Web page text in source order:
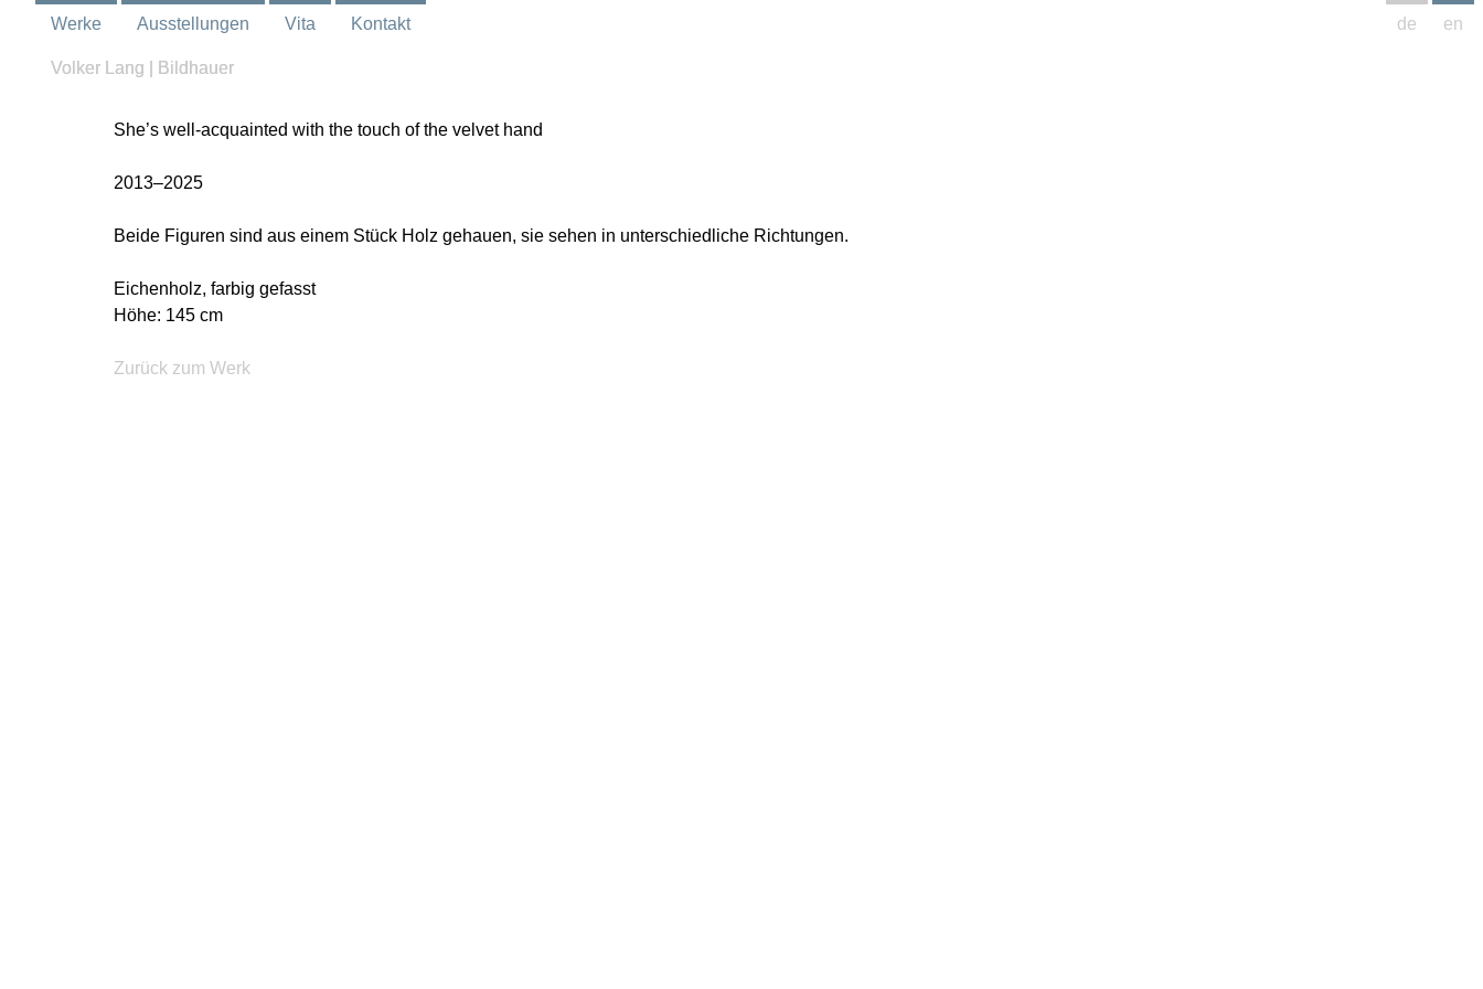
de en
Werke Ausstellungen Vita Kontakt
Volker Lang | Bildhauer
She’s well-acquainted with the touch of the velvet hand
2013–2025
Beide Figuren sind aus einem Stück Holz gehauen, sie sehen in unterschiedliche Richtungen.
Eichenholz, farbig gefasst
Höhe: 145 cm
Zurück zum Werk